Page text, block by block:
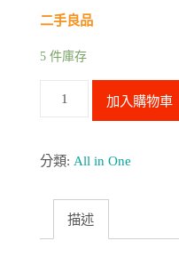
二手良品
5 件庫存
AE1900
All-
加入購物車
分類: All in One
描述